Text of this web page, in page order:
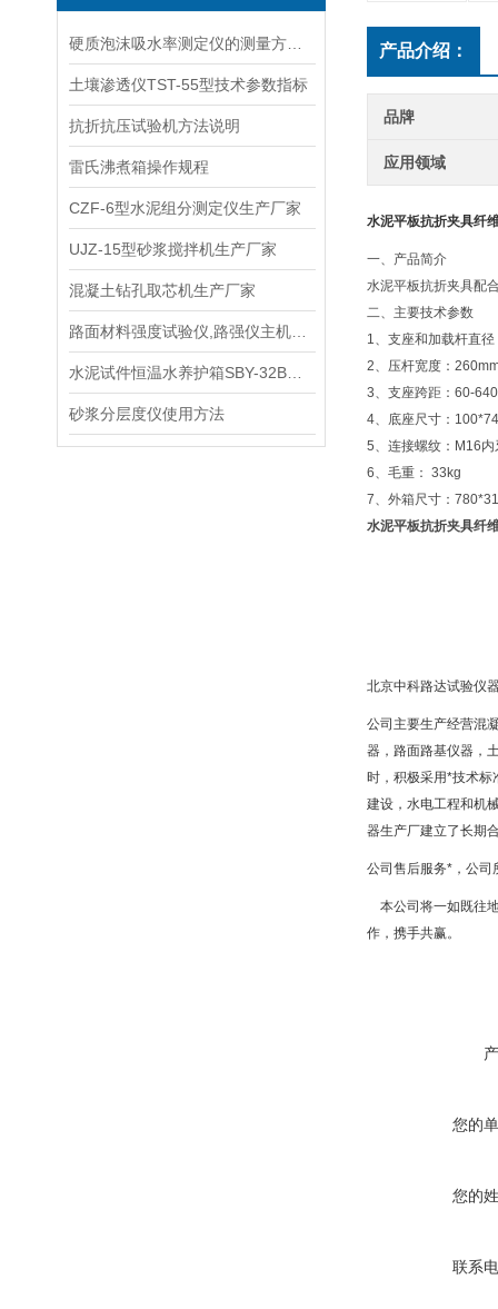
土壤渗透仪TST-55型技术参数指标
抗折抗压试验机方法说明
雷氏沸煮箱操作规程
CZF-6型水泥组分测定仪生产厂家
UJZ-15型砂浆搅拌机生产厂家
混凝土钻孔取芯机生产厂家
砂浆分层度仪使用方法
产品介绍：
品牌
应用领域
水泥平板抗折夹具纤
一、产品简介
水泥平板抗折夹具配
二、主要技术参数
1、支座和加载杆直
2、压杆宽度：
3、支座跨距：60-
4、底座尺寸：
5、连接螺纹：M16内
6、毛重： 33kg
7、外箱尺寸：
水泥平板抗折夹具纤
北京中科路达试验仪
公司主要生产经营混
器，路面路基仪器，
时，积极采用*技术
建设，水电工程和机
器生产厂建立了长期
公司售后服务*，公司
本公司将一如既往
作，携手共赢。
您的
您的
联系